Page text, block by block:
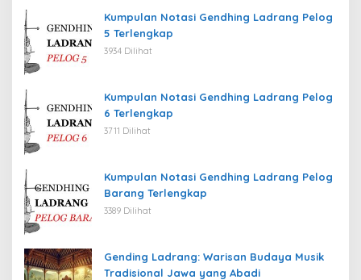
Kumpulan Notasi Gendhing Ladrang Pelog
5 Terlengkap
3934 Dilihat
Kumpulan Notasi Gendhing Ladrang Pelog
6 Terlengkap
3711 Dilihat
Kumpulan Notasi Gendhing Ladrang Pelog
Barang Terlengkap
3389 Dilihat
Gending Ladrang: Warisan Budaya Musik
Tradisional Jawa yang Abadi